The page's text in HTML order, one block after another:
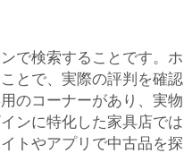
で検索することです。
とで、実際の評判を確
のコーナーがあり、実
ンに特化した家具店で
トやアプリで中古品を